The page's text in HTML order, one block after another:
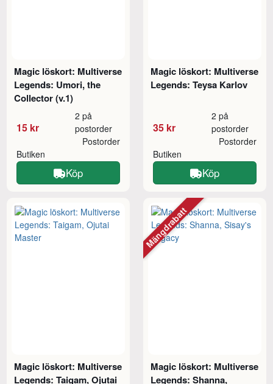
Magic löskort: Multiverse
Legends: Umori, the
Collector (v.1)
15 kr
2 på
postorder
Butiken
Postorder
Köp
Magic löskort: Multiverse
Legends: Teysa Karlov
35 kr
2 på
postorder
Butiken
Postorder
Köp
Magic löskort: Multiverse
Legends: Taigam, Ojutai
Magic löskort: Multiverse
Legends: Shanna,
Mängdrabatt